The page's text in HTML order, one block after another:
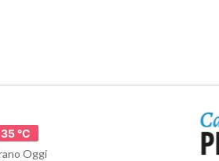
35 °C
Oggi